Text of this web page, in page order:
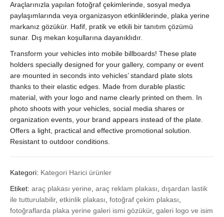
Plastik
&
Lastikli
Tutturma
quantity
Araçlarınızla yapılan fotoğraf çekimlerinde, sosyal medya
paylaşımlarında veya organizasyon etkinliklerinde, plaka yerine
markanız gözükür. Hafif, pratik ve etkili bir tanıtım çözümü
sunar. Dış mekan koşullarına dayanıklıdır.
Transform your vehicles into mobile billboards! These plate
holders specially designed for your gallery, company or event
are mounted in seconds into vehicles’ standard plate slots
thanks to their elastic edges. Made from durable plastic
material, with your logo and name clearly printed on them. In
photo shoots with your vehicles, social media shares or
organization events, your brand appears instead of the plate.
Offers a light, practical and effective promotional solution.
Resistant to outdoor conditions.
Kategori: Kategori Harici ürünler
Etiket: araç plakası yerine araç reklam plakası dışardan lastik
ile tutturulabilir, etkinlik plakası fotoğraf çekim plakası
fotoğraflarda plaka yerine galeri ismi gözükür, galeri logo ve isim